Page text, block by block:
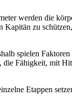
werden die
Kapitän zu
spielen Faktoren
die Fähigkeit, mit
Etappen